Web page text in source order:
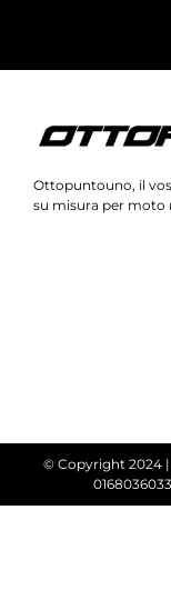
Ottopuntouno, il
su misura per moto
© Copyright 2024 |